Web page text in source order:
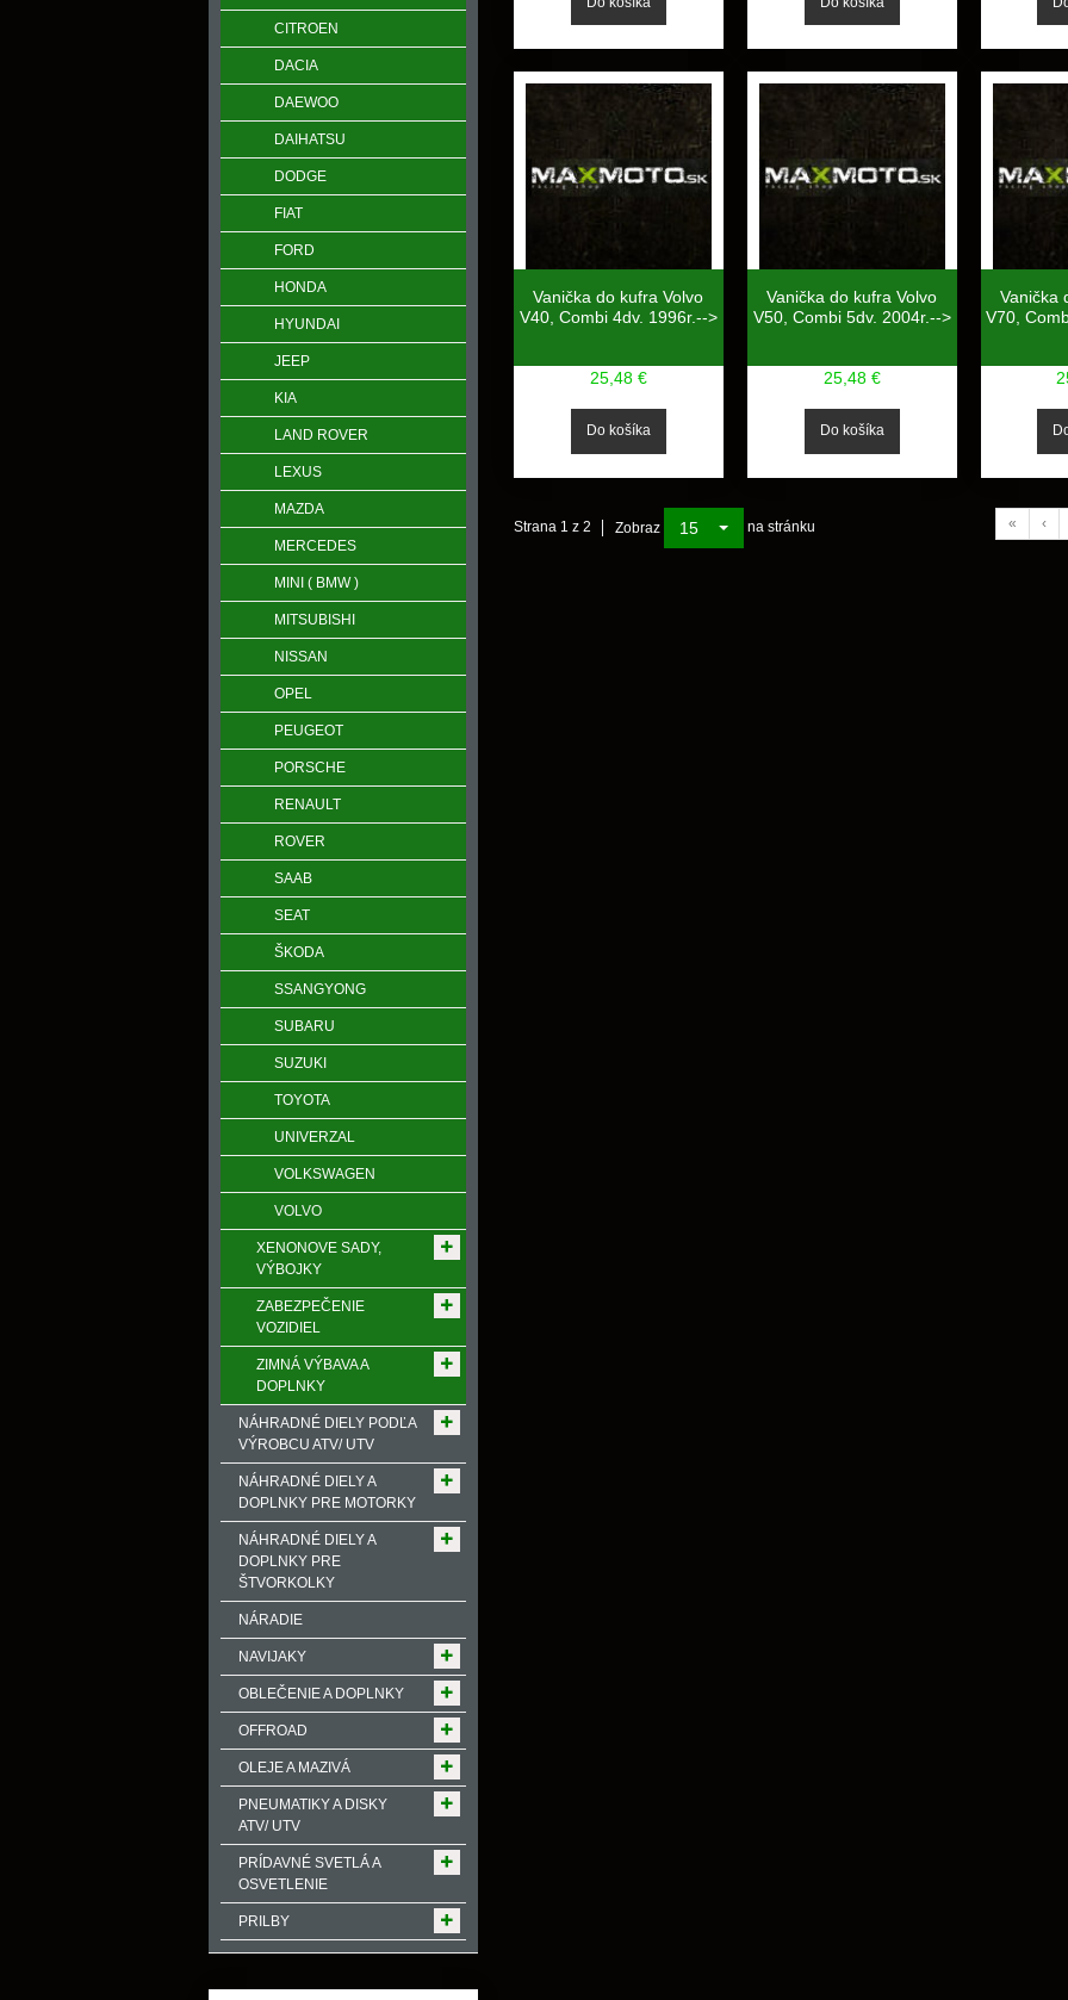
Vanička do kufra Volvo
V40, Combi 4dv. 1996r.-->
25,48 €
Vanička do kufra Volvo
V50, Combi 5dv. 2004r.-->
25,48 €
Vanička
V70,
Strana 1 z 2 Zobraz 15 na stránku « ‹
CITROEN
DACIA
DAEWOO
DAIHATSU
DODGE
FIAT
FORD
HONDA
HYUNDAI
JEEP
KIA
LAND ROVER
LEXUS
MAZDA
MERCEDES
MINI ( BMW )
MITSUBISHI
NISSAN
OPEL
PEUGEOT
PORSCHE
RENAULT
ROVER
SAAB
SEAT
ŠKODA
SSANGYONG
SUBARU
SUZUKI
TOYOTA
UNIVERZAL
VOLKSWAGEN
VOLVO
XENONOVE SADY,
VÝBOJKY
ZABEZPEČENIE
VOZIDIEL
ZIMNÁ VÝBAVA A
DOPLNKY
NÁHRADNÉ DIELY PODĽA
VÝROBCU ATV/ UTV
NÁHRADNÉ DIELY A
DOPLNKY PRE MOTORKY
NÁHRADNÉ DIELY A
DOPLNKY PRE
ŠTVORKOLKY
NÁRADIE
NAVIJAKY
OBLEČENIE A DOPLNKY
OFFROAD
OLEJE A MAZIVÁ
PNEUMATIKY A DISKY
ATV/ UTV
PRÍDAVNÉ SVETLÁ A
OSVETLENIE
PRILBY